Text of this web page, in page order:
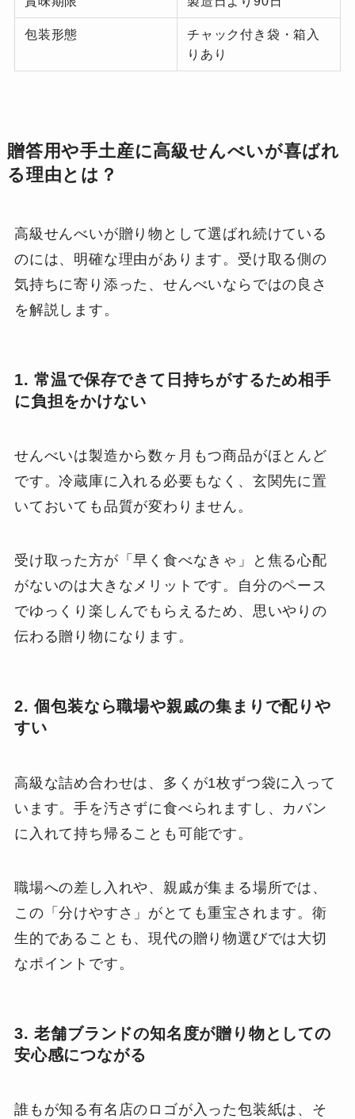
包装形態
チャック付き袋・箱入
りあり
贈答用や手土産に高級せんべいが喜ばれ
る理由とは？
高級せんべいが贈り物として選ばれ続けている
のには、明確な理由があります。受け取る側の
気持ちに寄り添った、せんべいならではの良さ
を解説します。
1. 常温で保存できて日持ちがするため相手
に負担をかけない
せんべいは製造から数ヶ月もつ商品がほとんど
です。冷蔵庫に入れる必要もなく、玄関先に置
いておいても品質が変わりません。
受け取った方が「早く食べなきゃ」と焦る心配
がないのは大きなメリットです。自分のペース
でゆっくり楽しんでもらえるため、思いやりの
伝わる贈り物になります。
2. 個包装なら職場や親戚の集まりで配りや
すい
高級な詰め合わせは、多くが1枚ずつ袋に入って
います。手を汚さずに食べられますし、カバン
に入れて持ち帰ることも可能です。
職場への差し入れや、親戚が集まる場所では、
この「分けやすさ」がとても重宝されます。衛
生的であることも、現代の贈り物選びでは大切
なポイントです。
3. 老舗ブランドの知名度が贈り物としての
安心感につながる
誰もが知る有名店のロゴが入った包装紙は、そ